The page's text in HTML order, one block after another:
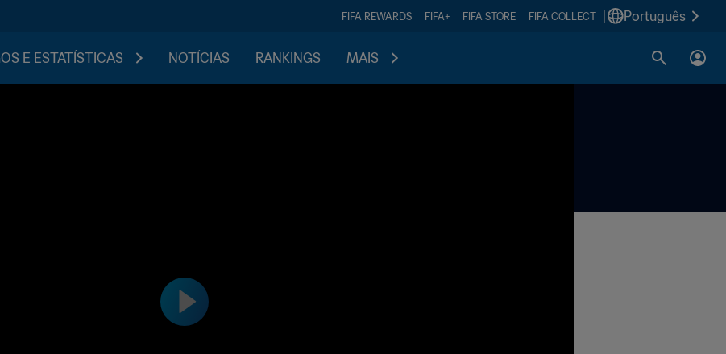
FIFA REWARDS FIFA+ FIFA STORE FIFA COLLECT Português
E ESTATÍSTICAS NOTÍCIAS RANKINGS MAIS